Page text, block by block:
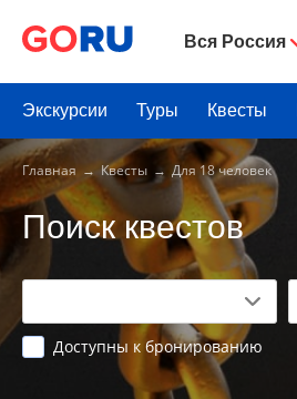
Вся Россия
Экскурсии Туры Квесты
Главная Квесты Для 18 человек
Поиск квестов
Доступны к бронированию